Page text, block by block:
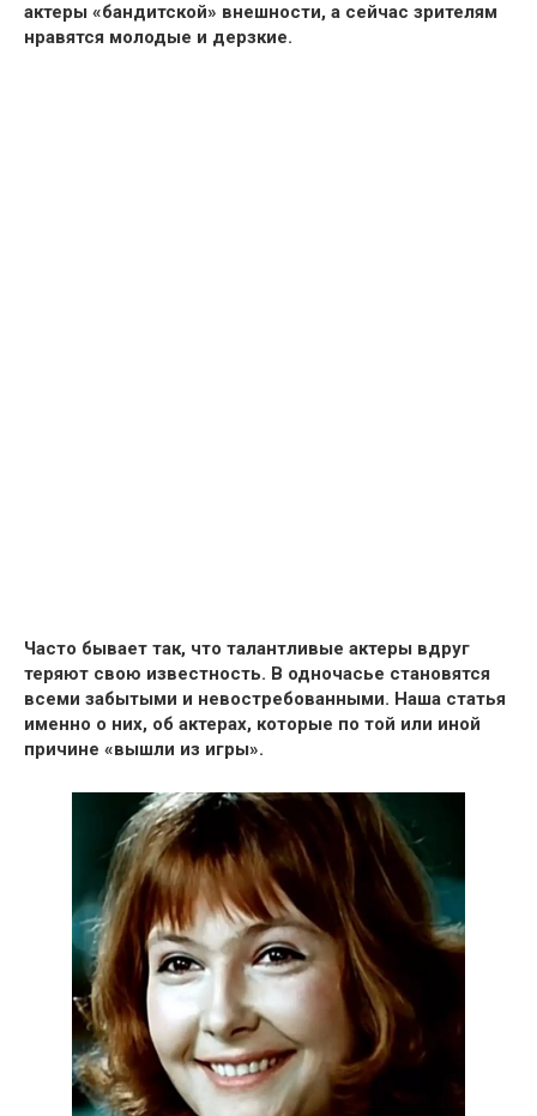
актеры «бандитской» внешности, а сейчас зрителям
нравятся молодые и дерзкие.
Часто бывает так, что талантливые актеры вдруг
теряют свою известность. В одночасье становятся
всеми забытыми и невостребованными. Наша статья
именно о них, об актерах, которые по той или иной
причине «вышли из игры».